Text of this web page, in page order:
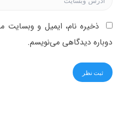
ذخیره نام، ایمیل و وبسایت
دوباره دیدگاهی می‌نویسم.